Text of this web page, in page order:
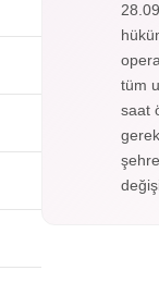
tüm
saat